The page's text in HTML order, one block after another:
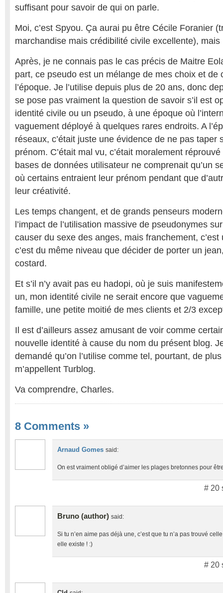
suffisant pour savoir de qui on parle.
Moi, c’est Spyou. Ça aurai pu être Cécile Foranier
marchandise mais crédibilité civile excellente), mais
Après, je ne connais pas le cas précis de Maitre
part, ce pseudo est un mélange de mes choix et de
l’époque. Je l’utilise depuis plus de 20 ans, donc
se pose pas vraiment la question de savoir s’il est
identité civile ou un pseudo, à une époque où
vaguement déployé à quelques rares endroits. A
réseaux, c’était juste une évidence de ne pas taper
prénom. C’était mal vu, c’était moralement
bases de données utilisateur ne comprenait qu’un
où certains entraient leur prénom pendant que
leur créativité.
Les temps changent, et de grands penseurs
l’impact de l’utilisation massive de pseudonymes
causer du sexe des anges, mais franchement,
c’est du même niveau que décider de porter un
costard.
Et s’il n’y avait pas eu hadopi, où je suis
un, mon identité civile ne serait encore que
famille, une petite moitié de mes clients et 2/3
Il est d’ailleurs assez amusant de voir comme
nouvelle identité à cause du nom du présent blog.
demandé qu’on l’utilise comme tel, pourtant, de
m’appellent Turblog.
Va comprendre, Charles.
8 Comments »
Arnaud Gomes said:
On est vraiment obligé d’aimer les plages bretonnes pour
# 20
Bruno (author) said:
Si tu n’en aime pas déjà une, c’est que tu n’a pas trouvé
elle existe ! :)
# 20